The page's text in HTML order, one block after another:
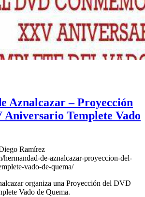
Aznalcazar – Proyección
Aniversario Templete Vado
Ramírez
de-aznalcazar-proyeccion-del-
vado-de-quema/
organiza una Proyección del DVD
Vado de Quema.